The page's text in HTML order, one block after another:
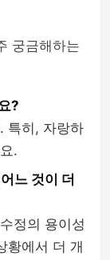
궁금해하는
?
특히, 자랑하
.
느 것이 더
정의 용이성
황에서 더 개